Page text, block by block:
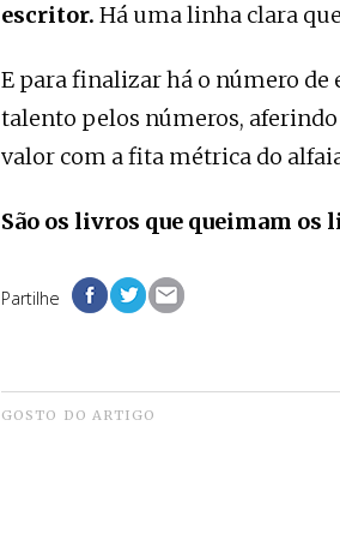
escritor. Há uma linha clara
E para finalizar há o número de
talento pelos números,
valor com a fita métrica do
São os livros que queimam os
Partilhe
GOSTO DO ARTIGO